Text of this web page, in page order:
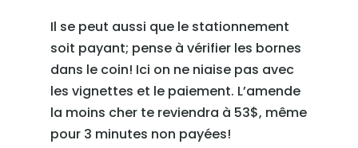
Il se peut aussi que le stationnement
soit payant; pense à vérifier les bornes
dans le coin! Ici on ne niaise pas avec
les vignettes et le paiement. L’amende
la moins cher te reviendra à 53$, même
pour 3 minutes non payées!